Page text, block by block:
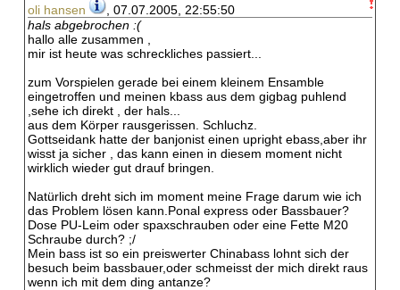
oli hansen
, 07.07.2005, 22:55:50
hals abgebrochen :(
hallo alle zusammen ,
mir ist heute was schreckliches passiert...
zum Vorspielen gerade bei einem kleinem Ensamble
eingetroffen und meinen kbass aus dem gigbag puhlend
,sehe ich direkt , der hals...
aus dem Körper rausgerissen. Schluchz.
Gottseidank hatte der banjonist einen upright ebass,aber ihr
wisst ja sicher , das kann einen in diesem moment nicht
wirklich wieder gut drauf bringen.
Natürlich dreht sich im moment meine Frage darum wie ich
das Problem lösen kann.Ponal express oder Bassbauer?
Dose PU-Leim oder spaxschrauben oder eine Fette M20
Schraube durch? ;/
Mein bass ist so ein preiswerter Chinabass lohnt sich der
besuch beim bassbauer,oder schmeisst der mich direkt raus
wenn ich mit dem ding antanze?